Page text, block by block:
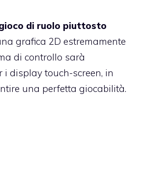
di ruolo piuttosto
grafica 2D estremamente
di controllo sarà
i display touch-screen, in
una perfetta giocabilità.